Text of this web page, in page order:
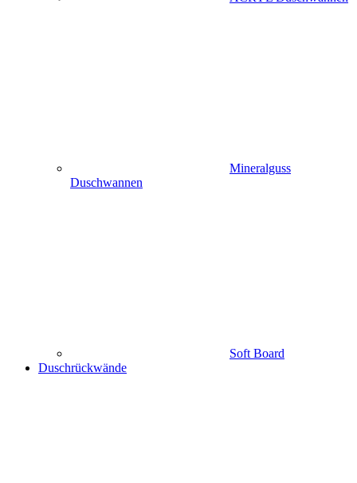
Mineralguss
Duschwannen
Soft Board
Duschrückwände